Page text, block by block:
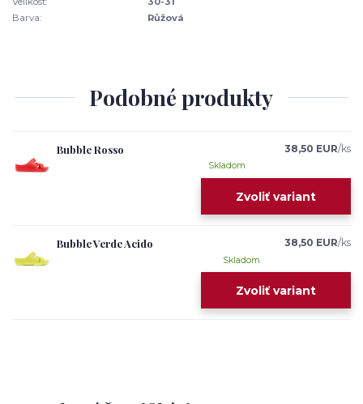
Barva:
Růžová
Podobné produkty
Bubble Rosso 38,50 EUR/ks
Skladom
Zvoliť variant
Bubble Verde Acido 38,50 EUR/ks
Skladom
Zvoliť variant